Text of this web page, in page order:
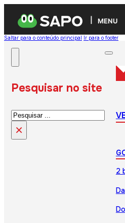
MENU
Saltar para o conteúdo principal Ir para o footer
Pesquisar no site
Pesquisar
×
2